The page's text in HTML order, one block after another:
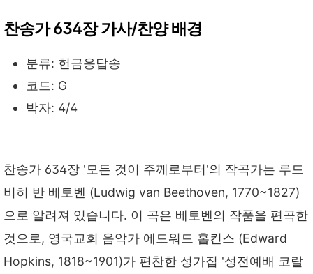
찬송가 634장 가사/찬양 배경
분류: 헌금응답송
코드: G
박자: 4/4
찬송가 634장 '모든 것이 주께로부터'의 작곡가는 루드
비히 반 베토벤 (Ludwig van Beethoven, 1770~1827)
으로 알려져 있습니다. 이 곡은 베토벤의 작품을 편곡한
것으로, 영국교회 음악가 에드워드 홉킨스 (Edward
Hopkins, 1818~1901)가 편찬한 성가집 '성전예배 코랄